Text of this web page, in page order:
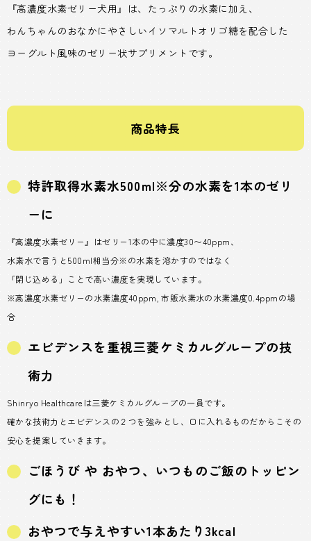
『高濃度水素ゼリー犬用』は、たっぷりの水素に加え、
わんちゃんのおなかにやさしいイソマルトオリゴ糖を配合した
ヨーグルト風味のゼリー状サプリメントです。
商品特長
特許取得水素水500ml※分の水素を1本のゼリ
ーに
『高濃度水素ゼリー』はゼリー1本の中に濃度30〜40ppm、
水素水で言うと500ml相当分※の水素を溶かすのではなく
「閉じ込める」ことで高い濃度を実現しています。
※高濃度水素ゼリーの水素濃度40ppm, 市販水素水の水素濃度0.4ppmの場
合
エビデンスを重視三菱ケミカルグループの技
術力
Shinryo Healthcareは三菱ケミカルグループの一員です。
確かな技術力とエビデンスの２つを強みとし、口に入れるものだからこその
安心を提案していきます。
ごほうび や おやつ、いつものご飯のトッピン
グにも！
おやつで与えやすい1本あたり3kcal